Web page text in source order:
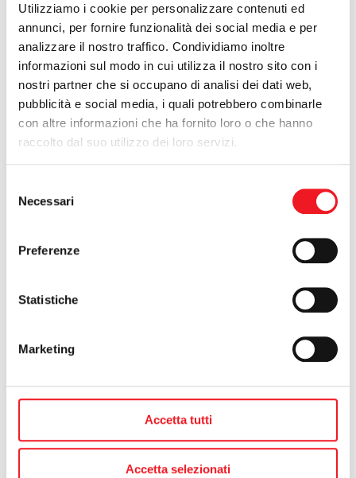
Utilizziamo i cookie per personalizzare contenuti ed
annunci, per fornire funzionalità dei social media e per
analizzare il nostro traffico. Condividiamo inoltre
informazioni sul modo in cui utilizza il nostro sito con i
nostri partner che si occupano di analisi dei dati web,
pubblicità e social media, i quali potrebbero combinarle
con altre informazioni che ha fornito loro o che hanno
raccolto dal suo utilizzo dei loro servizi.
delNecessari
Preferenze
Statistiche
Marketing
Accetta tutti
Accetta selezionati
Cano Cinema: Jumanji
19/07/2018
Giovedì 19 luglio, dalle ore 21.30
Il film si ricollega al cult del 1995 Jumanji con Robin
Williams e Kirsten Dunst. La storia prende le mosse nel 1996,
quando quattro ragazzi finiti in punizione (che a tratti ricordano
quelli di Breakfast Club) iniziano a giocare. La partita non avrà
Nazione: Stati Uniti d'America
successivo:incontro in sede con i comitati no inceneritore
calendario eventi